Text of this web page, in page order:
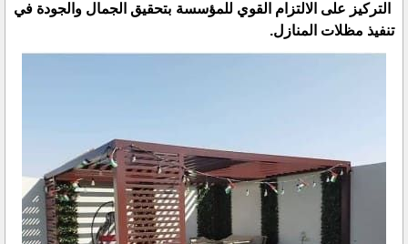
التركيز على الالتزام القوي للمؤسسة بتحقيق الجمال والجودة في
تنفيذ مظلات المنازل.